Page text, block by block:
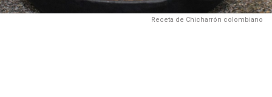
Receta de Chicharrón colombiano